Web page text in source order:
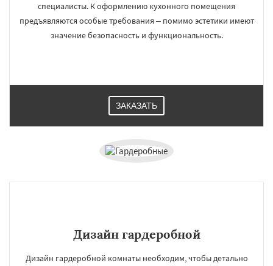
специалисты. К оформлению кухонного помещения
предъявляются особые требования – помимо эстетики имеют
значение безопасность и функциональность.
ЗАКАЗАТЬ
Дизайн гардеробной
Дизайн гардеробной комнаты необходим, чтобы детально